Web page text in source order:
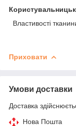
Властивості
Приховати
Умови доставки
Доставка
Нова Пошта